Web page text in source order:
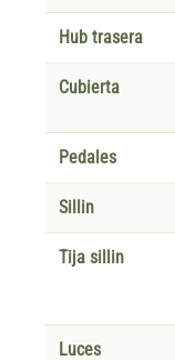
Hub trasera
Cubierta
Pedales
Sillin
Tija sillin
Luces